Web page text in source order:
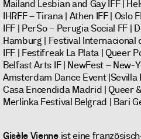
Mailand Lesbian and Gay IFF |
IHRFF – Tirana | Athen IFF | Oslo
IFF | PerSo – Perugia Social FF |
Hamburg | Festival Internacional
IFF | Festifreak La Plata | Queer
Belfast Arts IF | NewFest – New-
Amsterdam Dance Event |Sevilla
Casa Encendida Madrid | Queer
Merlinka Festival Belgrad | Bari
Gisèle Vienneist eine